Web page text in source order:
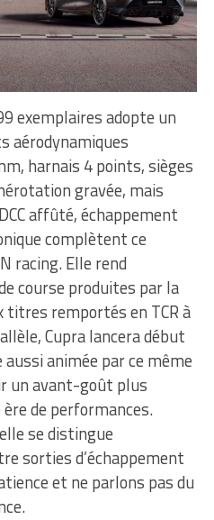
exemplaires adopte un
aérodynamiques
harnais 4 points, sièges
gravée, mais
affûté, échappement
complètent ce
racing. Elle rend
course produites par la
titres remportés en TCR à
Cupra lancera début
animée par ce même
un avant-goût plus
de performances.
se distingue
sorties d’échappement
et ne parlons pas du